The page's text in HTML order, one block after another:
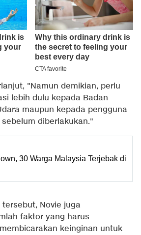
"Namun demikian, perlu
lebih dulu kepada Badan
maupun kepada pengguna
diberlakukan."
30 Warga Malaysia Terjebak di
Novie juga
faktor yang harus
keinginan untuk